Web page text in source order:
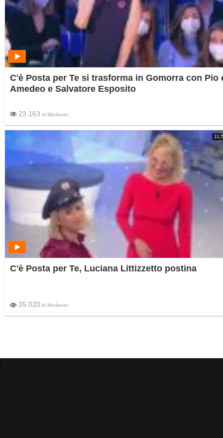
C'è Posta per Te si trasforma in Gomorra con Pio
Amedeo e Salvatore Esposito
23.163 di Mediaset
C'è Posta per Te, Luciana Littizzetto postina
35.020 di Mediaset